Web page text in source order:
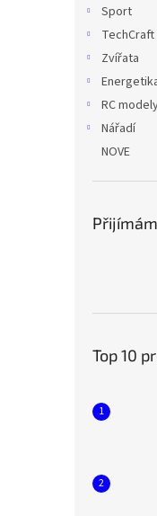
Sport
TechCraft
Zvířata
RC
Nářadí
NOVE
Top 10